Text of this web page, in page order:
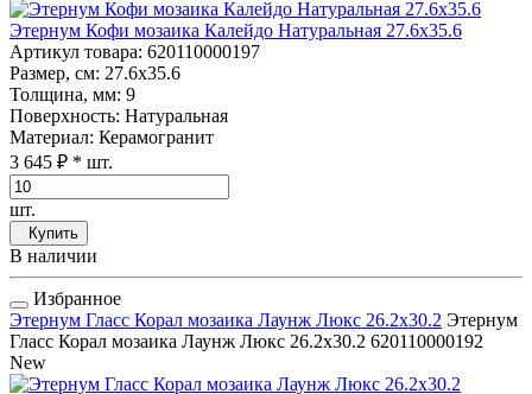
Этернум Кофи мозаика Калейдо Натуральная 27.6x35.6
Артикул товара: 620110000197
Размер, см: 27.6x35.6
Толщина, мм: 9
Поверхность: Натуральная
Материал: Керамогранит
3 645 ₽ * шт.
шт.
Купить
В наличии
Избранное
Этернум Гласс Корал мозаика Лаунж Люкс 26.2x30.2 Этернум
Гласс Корал мозаика Лаунж Люкс 26.2x30.2 620110000192
New